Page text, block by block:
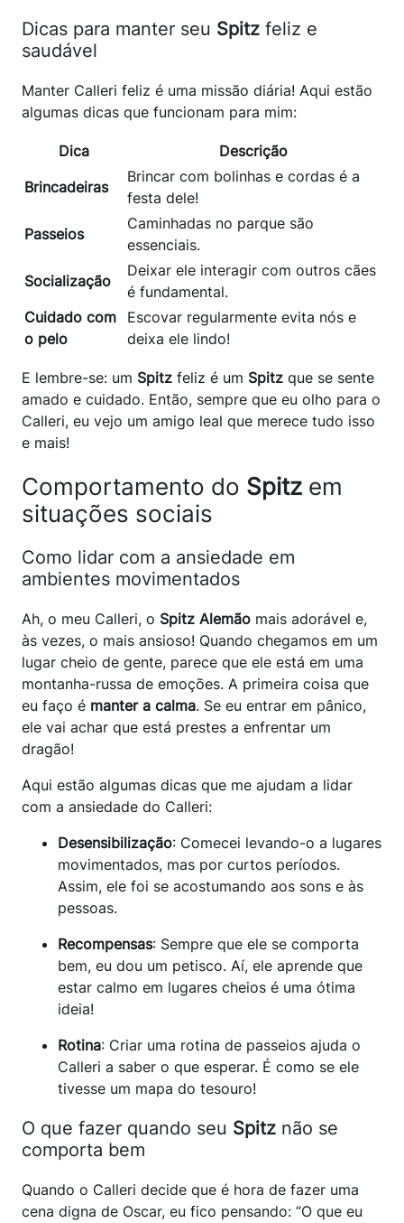
Dicas para manter seu Spitz feliz e
saudável
Manter Calleri feliz é uma missão diária! Aqui estão
algumas dicas que funcionam para mim:
Dica
Descrição
Brincadeiras
Brincar com bolinhas e cordas é a
festa dele!
Passeios
Caminhadas no parque são
essenciais.
Socialização
Deixar ele interagir com outros cães
é fundamental.
Cuidado com
o pelo
Escovar regularmente evita nós e
deixa ele lindo!
E lembre-se: um Spitz feliz é um Spitz que se sente
amado e cuidado. Então, sempre que eu olho para o
Calleri, eu vejo um amigo leal que merece tudo isso
e mais!
Comportamento do Spitz em
situações sociais
Como lidar com a ansiedade em
ambientes movimentados
Ah, o meu Calleri, o Spitz Alemão mais adorável e,
às vezes, o mais ansioso! Quando chegamos em um
lugar cheio de gente, parece que ele está em uma
montanha-russa de emoções. A primeira coisa que
eu faço é manter a calma. Se eu entrar em pânico,
ele vai achar que está prestes a enfrentar um
dragão!
Aqui estão algumas dicas que me ajudam a lidar
com a ansiedade do Calleri:
Desensibilização: Comecei levando-o a lugares
movimentados, mas por curtos períodos.
Assim, ele foi se acostumando aos sons e às
pessoas.
Recompensas: Sempre que ele se comporta
bem, eu dou um petisco. Aí, ele aprende que
estar calmo em lugares cheios é uma ótima
ideia!
Rotina: Criar uma rotina de passeios ajuda o
Calleri a saber o que esperar. É como se ele
tivesse um mapa do tesouro!
O que fazer quando seu Spitz não se
comporta bem
Quando o Calleri decide que é hora de fazer uma
cena digna de Oscar, eu fico pensando: “O que eu